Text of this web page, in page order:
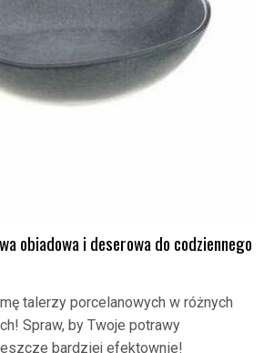
obiadowa i deserowa do codziennego
talerzy porcelanowych w różnych
Spraw, by Twoje potrawy
bardziej efektownie!